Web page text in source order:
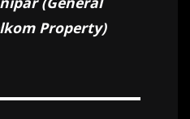
Property)